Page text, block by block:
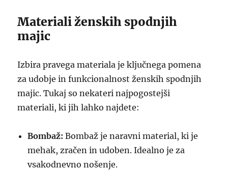
Materiali ženskih spodnjih
majic
Izbira pravega materiala je ključnega pomena
za udobje in funkcionalnost ženskih spodnjih
majic. Tukaj so nekateri najpogostejši
materiali, ki jih lahko najdete:
Bombaž: Bombaž je naravni material, ki je
mehak, zračen in udoben. Idealno je za
vsakodnevno nošenje.